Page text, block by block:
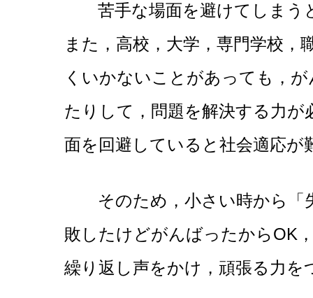
苦手な場面を避けてしまう
また，高校，大学，専門学校，
くいかないことがあっても，
たりして，問題を解決する力
面を回避していると社会適応
そのため，小さい時から「
敗したけどがんばったからOK
繰り返し声をかけ，頑張る力を